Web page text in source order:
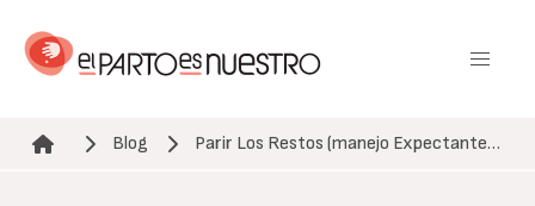
contenido
Ruta de navegación
Blog Parir Los Restos (manejo Expectante…